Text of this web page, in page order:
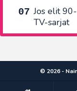
Jos elit
TV-sarjat
© 2026 -